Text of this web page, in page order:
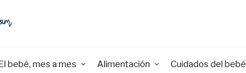
bebé, mes a mes Alimentación Cuidados del bebé